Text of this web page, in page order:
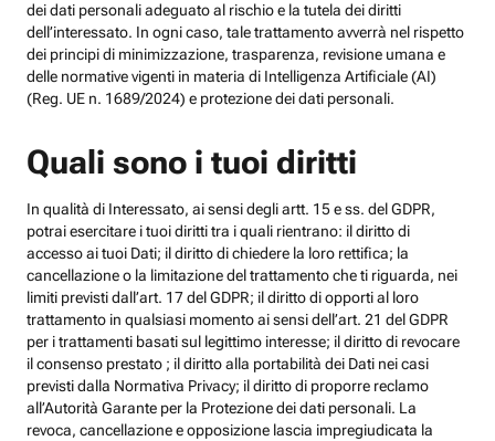
dei dati personali adeguato al rischio e la tutela dei diritti
dell’interessato. In ogni caso, tale trattamento avverrà nel rispetto
dei principi di minimizzazione, trasparenza, revisione umana e
delle normative vigenti in materia di Intelligenza Artificiale (AI)
(Reg. UE n. 1689/2024) e protezione dei dati personali.
Quali sono i tuoi diritti
In qualità di Interessato, ai sensi degli artt. 15 e ss. del GDPR,
potrai esercitare i tuoi diritti tra i quali rientrano: il diritto di
accesso ai tuoi Dati; il diritto di chiedere la loro rettifica; la
cancellazione o la limitazione del trattamento che ti riguarda, nei
limiti previsti dall’art. 17 del GDPR; il diritto di opporti al loro
trattamento in qualsiasi momento ai sensi dell’art. 21 del GDPR
per i trattamenti basati sul legittimo interesse; il diritto di revocare
il consenso prestato ; il diritto alla portabilità dei Dati nei casi
previsti dalla Normativa Privacy; il diritto di proporre reclamo
all’Autorità Garante per la Protezione dei dati personali. La
revoca, cancellazione e opposizione lascia impregiudicata la